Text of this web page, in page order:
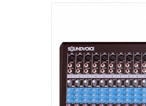
Caixas De Som
Direct Box / Phantom Power
Falantes / Drivers / Reparos
Fones De Ouvido
Gravadores Portáteis